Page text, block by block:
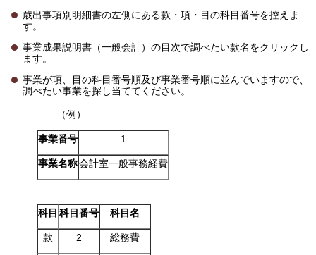
歳出事項別明細書の左側にある款・項・目の科目番号を控えま
す。
事業成果説明書（一般会計）の目次で調べたい款名をクリックし
ます。
事業が項、目の科目番号順及び事業番号順に並んでいますので、
調べたい事業を探し当ててください。
（例）
事業番号 1
事業名称会計室一般事務経費
科目 科目番号 科目名
款 2 総務費